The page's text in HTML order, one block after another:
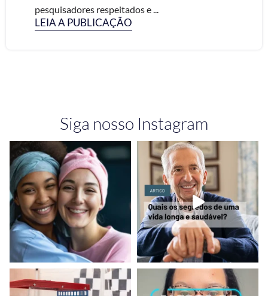
pesquisadores respeitados e ...
LEIA A PUBLICAÇÃO
Siga nosso Instagram